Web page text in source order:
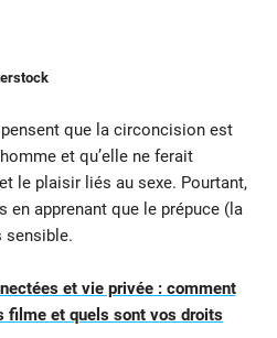
que la circoncision est
et qu’elle ne ferait
le plaisir liés au sexe. Pourtant,
en apprenant que le prépuce (la
sensible.
et vie privée : comment
filme et quels sont vos droits